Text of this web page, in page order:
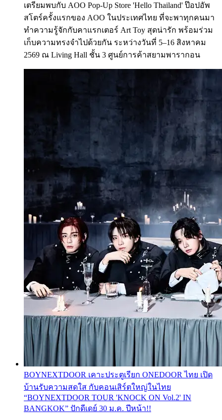
เตรียมพบกับ AOO Pop-Up Store 'Hello Thailand' ป๊อปอัพ
สโตร์ครั้งแรกของ AOO ในประเทศไทย ที่จะพาทุกคนมา
ทำความรู้จักกับคาแรกเตอร์ Art Toy สุดน่ารัก พร้อมร่วม
เก็บความทรงจำไปด้วยกัน ระหว่างวันที่ 5–16 สิงหาคม
2569 ณ Living Hall ชั้น 3 ศูนย์การค้าสยามพารากอน
BOYNEXTDOOR เคาะประตูเรียก ONEDOOR ไทย เปิด
บ้านรับความสดใส กับคอนเสิร์ตใหญ่ในไทย
“BOYNEXTDOOR TOUR 'KNOCK ON Vol.2' IN
BANGKOK” ปักดีเดย์ 30 ม.ค. ปีหน้า!!